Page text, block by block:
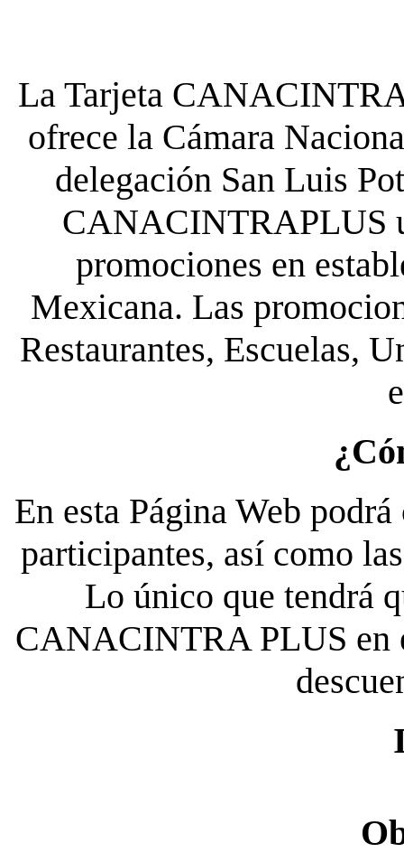
La Tarjeta
ofrece la Cámara
delegación San Luis
CANACINTRAPLUS
promociones en
Mexicana. Las
Restaurantes, Escuelas,
En esta Página Web
participantes, así como
Lo único que tendrá
CANACINTRA PLUS en